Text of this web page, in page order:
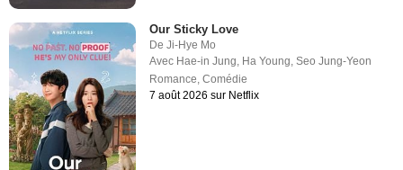
Our Sticky Love
DeJi-Hye Mo
Avec Hae-in Jung, Ha Young,Seo Jung-Yeon
Romance,Comédie
7 août 2026 sur Netflix